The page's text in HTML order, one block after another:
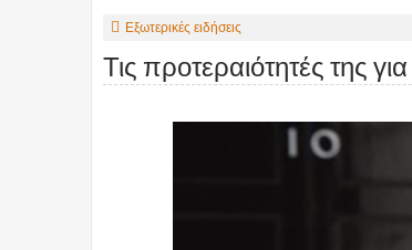
Εξωτερικές ειδήσεις
Τις προτεραιότητές της